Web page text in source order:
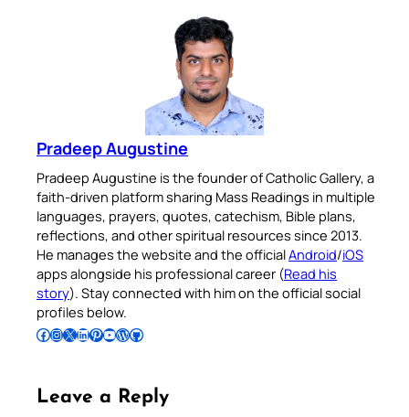
Pradeep Augustine
Pradeep Augustine is the founder of Catholic Gallery, a
faith-driven platform sharing Mass Readings in multiple
languages, prayers, quotes, catechism, Bible plans,
reflections, and other spiritual resources since 2013.
He manages the website and the officialAndroid/iOS
apps alongside his professional career (Read his
story). Stay connected with him on the official social
profiles below.
Follow Pradeep on Facebook Follow Pradeep on InstagramFollow Pradeep on X Follow Pradeep on LinkedIn Follow Pradeep on Pinterest Subscribe to Pradeep’s Youtube Channel Follow Pradeep on WordPress Follow Pradeep on GitHub
Leave a Reply